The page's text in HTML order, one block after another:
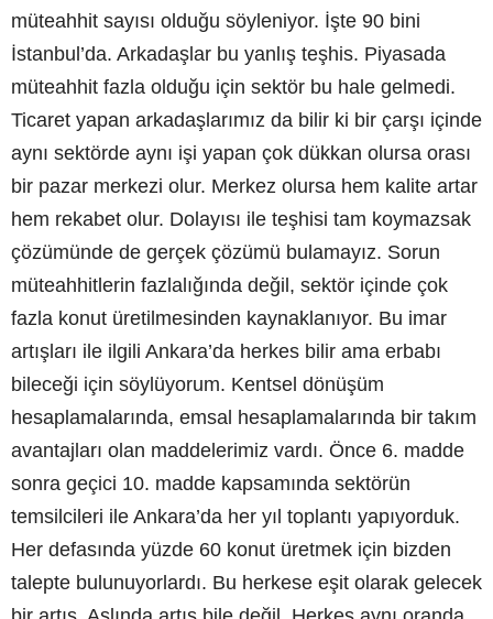
müteahhit sayısı olduğu söyleniyor. İşte 90 bini
İstanbul’da. Arkadaşlar bu yanlış teşhis. Piyasada
müteahhit fazla olduğu için sektör bu hale gelmedi.
Ticaret yapan arkadaşlarımız da bilir ki bir çarşı içinde
aynı sektörde aynı işi yapan çok dükkan olursa orası
bir pazar merkezi olur. Merkez olursa hem kalite artar
hem rekabet olur. Dolayısı ile teşhisi tam koymazsak
çözümünde de gerçek çözümü bulamayız. Sorun
müteahhitlerin fazlalığında değil, sektör içinde çok
fazla konut üretilmesinden kaynaklanıyor. Bu imar
artışları ile ilgili Ankara’da herkes bilir ama erbabı
bileceği için söylüyorum. Kentsel dönüşüm
hesaplamalarında, emsal hesaplamalarında bir takım
avantajları olan maddelerimiz vardı. Önce 6. madde
sonra geçici 10. madde kapsamında sektörün
temsilcileri ile Ankara’da her yıl toplantı yapıyorduk.
Her defasında yüzde 60 konut üretmek için bizden
talepte bulunuyorlardı. Bu herkese eşit olarak gelecek